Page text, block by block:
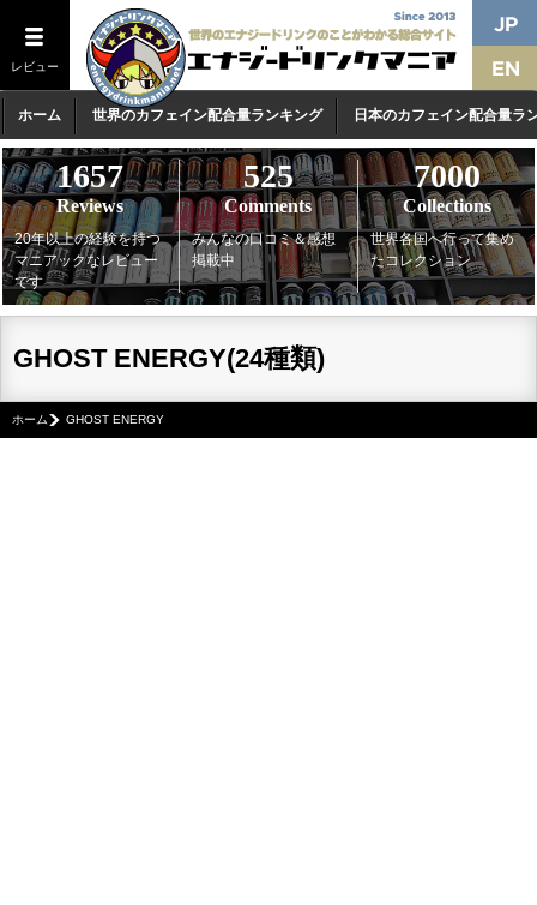
レビュー
ホーム 世界のカフェイン配合量ランキング 日本のカフェイン配合量ラ
1657
Reviews
20年以上の経験を持つ
マニアックなレビュー
です
525
Comments
みんなの口コミ＆感想
掲載中
7000
Collections
世界各国へ行って集め
たコレクション
GHOST ENERGY(24種類)
ホーム GHOST ENERGY